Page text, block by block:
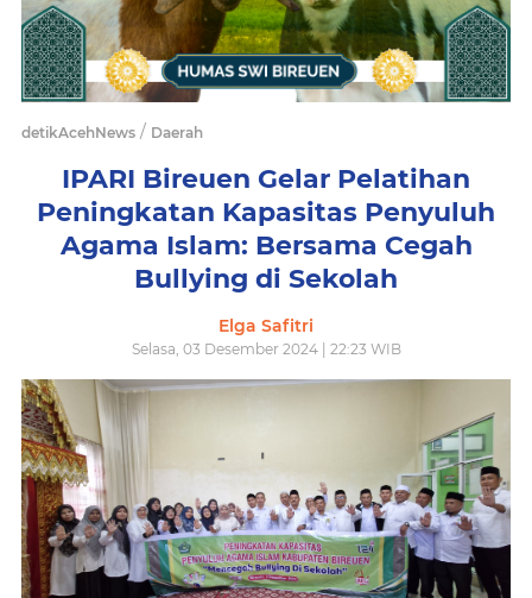
detikAcehNews / Daerah
IPARI Bireuen Gelar Pelatihan
Peningkatan Kapasitas Penyuluh
Agama Islam: Bersama Cegah
Bullying di Sekolah
Elga Safitri
Selasa, 03 Desember 2024 | 22:23 WIB